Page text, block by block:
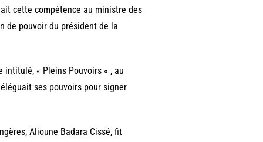
cette compétence au ministre des
de pouvoir du président de la
« Pleins Pouvoirs « , au
ses pouvoirs pour signer
Alioune Badara Cissé, fit